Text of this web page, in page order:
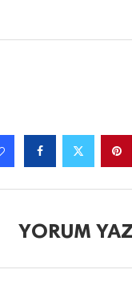
YORUM YAZ